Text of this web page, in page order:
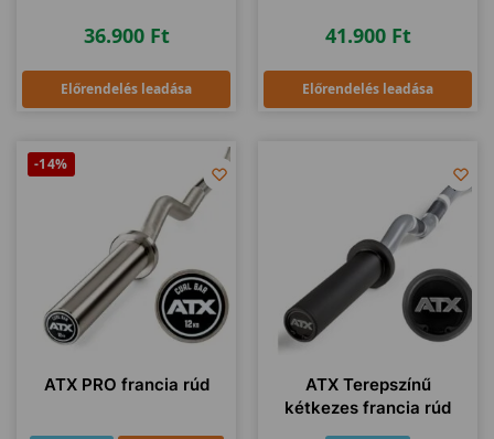
36.900 Ft
Előrendelés leadása
41.900 Ft
Előrendelés leadása
-14%
ATX PRO francia rúd
ATX Terepszínű
kétkezes francia rúd